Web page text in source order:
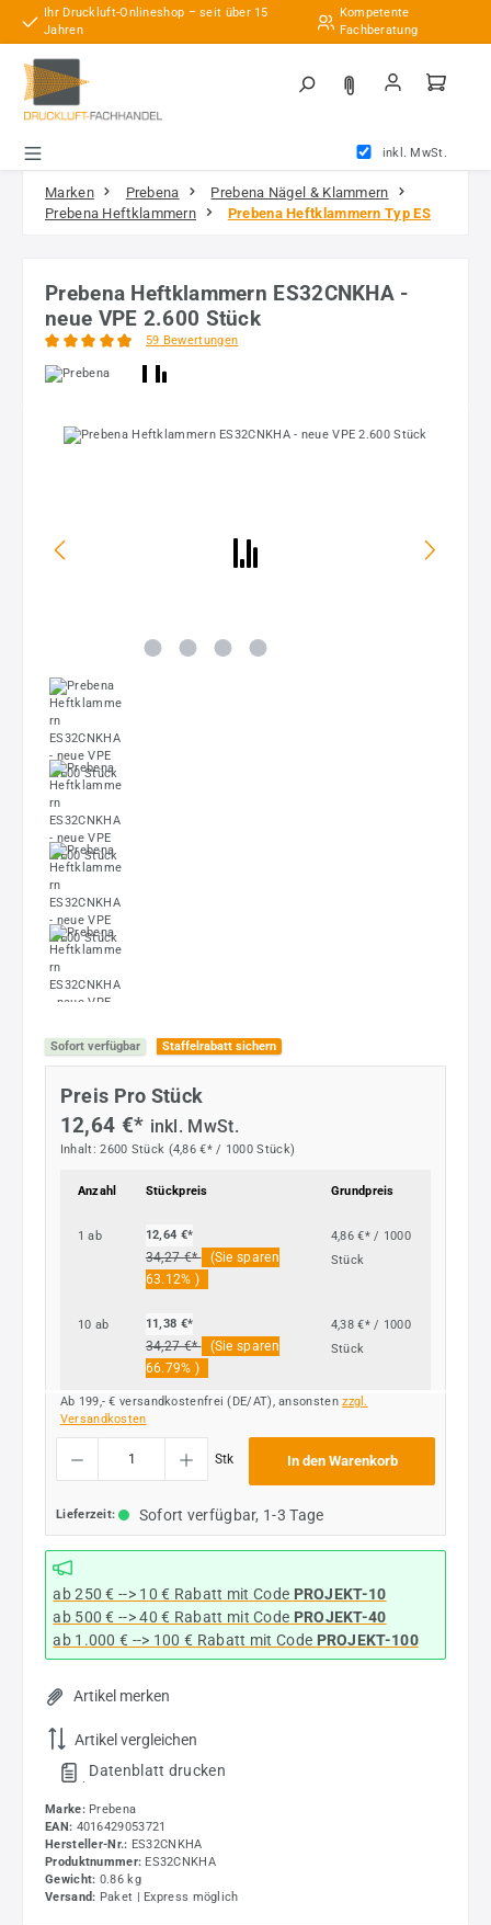
Zum Hauptinhalt springen
Ihr Druckluft-Onlineshop – seit über 15
Jahren
Kompetente
Fachberatung
inkl. MwSt.
Marken Prebena
Prebena Nägel & Klammern
Prebena Heftklammern
Prebena Heftklammern Typ ES
Prebena Heftklammern ES32CNKHA -
neue VPE 2.600 Stück
59 Bewertungen
Bildergalerie überspringen
Sofort verfügbar Staffelrabatt sichern
Preis Pro Stück
12,64 €* inkl. MwSt.
Inhalt:2600 Stück (4,86 €* / 1000 Stück)
Anzahl Stückpreis Grundpreis
1 ab 12,64 €*
34,27 €*
(Sie sparen
63.12% )
4,86 €* / 1000
Stück
10 ab 11,38 €*
34,27 €*
(Sie sparen
66.79% )
4,38 €* / 1000
Stück
Ab 199,- € versandkostenfrei (DE/AT), ansonstenzzgl.
Versandkosten
Produkt Anzahl: Gib den gewünschten Wert ein oder benutze die Schaltflächen um
Stk In den Warenkorb
Lieferzeit: Sofort verfügbar, 1-3 Tage
ab 250 € --> 10 € Rabatt mit Code PROJEKT-10
ab 500 € --> 40 € Rabatt mit Code PROJEKT-40
ab 1.000 € --> 100 € Rabatt mit Code PROJEKT-100
Artikel merken
Artikel vergleichen
. Datenblatt drucken
Marke: Prebena
EAN: 4016429053721
Hersteller-Nr.: ES32CNKHA
Produktnummer: ES32CNKHA
Gewicht: 0.86 kg
Versand: Paket | Express möglich